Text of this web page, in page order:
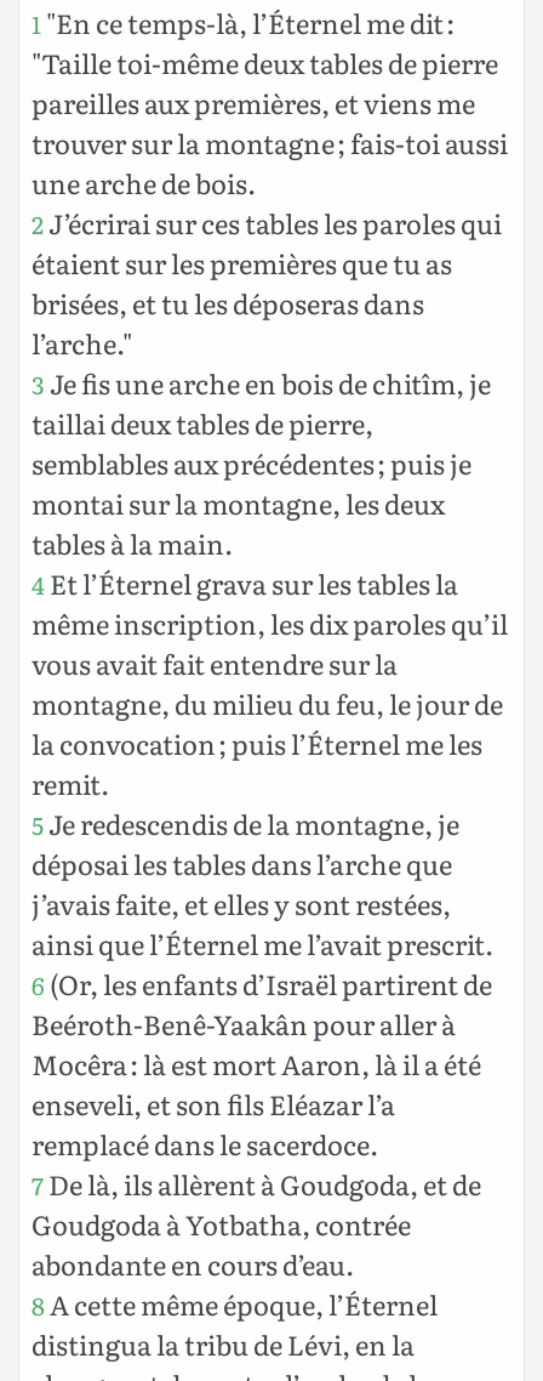
1 "En ce temps-là, l’Éternel me dit :
"Taille toi-même deux tables de pierre
pareilles aux premières, et viens me
trouver sur la montagne ; fais-toi aussi
une arche de bois.
2J’écrirai sur ces tables les paroles qui
étaient sur les premières que tu as
brisées, et tu les déposeras dans
l’arche."
3 Je fis une arche en bois de chitîm, je
taillai deux tables de pierre,
semblables aux précédentes ; puis je
montai sur la montagne, les deux
tables à la main.
4Et l’Éternel grava sur les tables la
même inscription, les dix paroles qu’il
vous avait fait entendre sur la
montagne, du milieu du feu, le jour de
la convocation ; puis l’Éternel me les
remit.
5Je redescendis de la montagne, je
déposai les tables dans l’arche que
j’avais faite, et elles y sont restées,
ainsi que l’Éternel me l’avait prescrit.
6 (Or, les enfants d’Israël partirent de
Beéroth-Benê-Yaakân pour aller à
Mocêra : là est mort Aaron, là il a été
enseveli, et son fils Eléazar l’a
remplacé dans le sacerdoce.
7De là, ils allèrent à Goudgoda, et de
Goudgoda à Yotbatha, contrée
abondante en cours d’eau.
8A cette même époque, l’Éternel
distingua la tribu de Lévi, en la